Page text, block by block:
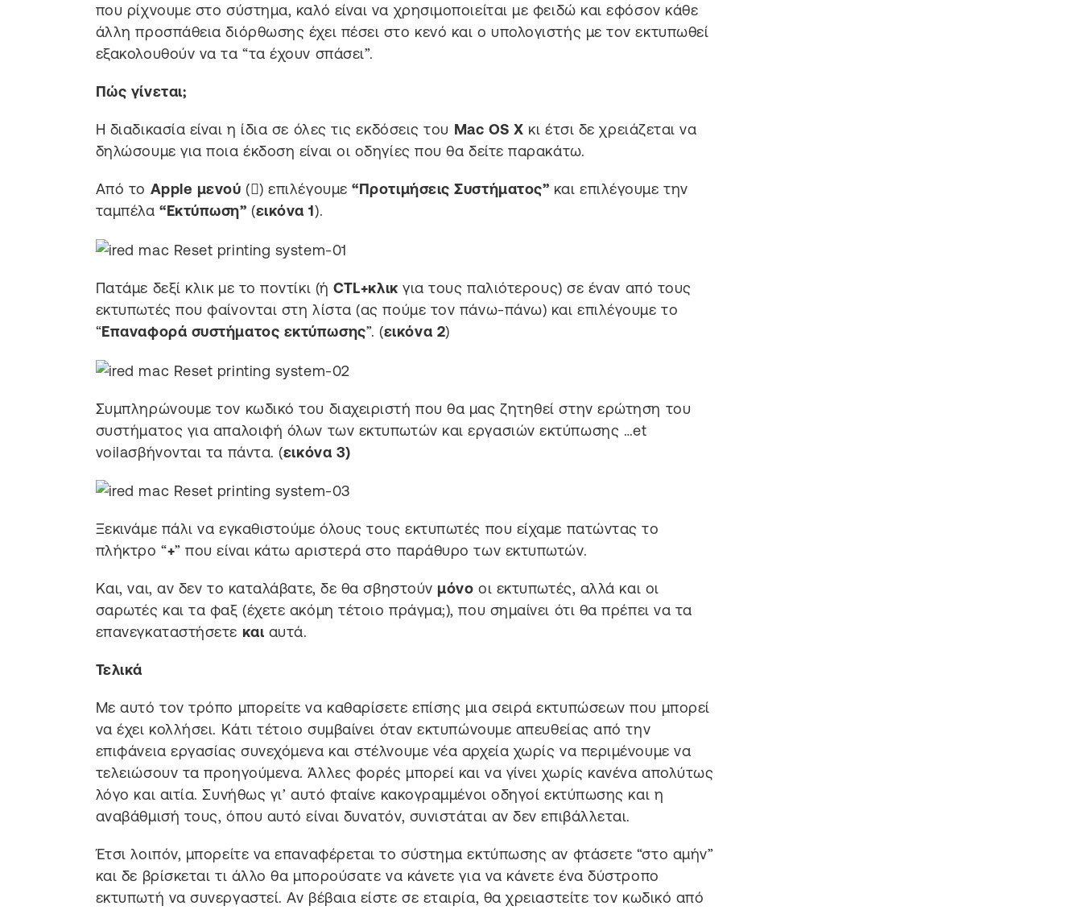
που ρίχνουμε στο σύστημα, καλό είναι να χρησιμοποιείται με φειδώ και εφόσον κάθε
άλλη προσπάθεια διόρθωσης έχει πέσει στο κενό και ο υπολογιστής με τον εκτυπωθεί
εξακολουθούν να τα “τα έχουν σπάσει”.
Πώς γίνεται;
Η διαδικασία είναι η ίδια σε όλες τις εκδόσεις του Mac OS X κι έτσι δε χρειάζεται να
δηλώσουμε για ποια έκδοση είναι οι οδηγίες που θα δείτε παρακάτω.
Από το Apple μενού () επιλέγουμε“Προτιμήσεις Συστήματος” και επιλέγουμε την
ταμπέλα“Εκτύπωση” (εικόνα 1).
Πατάμε δεξί κλικ με το ποντίκι (ήCTL+κλικ για τους παλιότερους) σε έναν από τους
εκτυπωτές που φαίνονται στη λίστα (ας πούμε τον πάνω-πάνω) και επιλέγουμε το
“Επαναφορά συστήματος εκτύπωσης”. (εικόνα 2)
Συμπληρώνουμε τον κωδικό του διαχειριστή που θα μας ζητηθεί στην ερώτηση του
συστήματος για απαλοιφή όλων των εκτυπωτών και εργασιών εκτύπωσης …et
voilaσβήνονται τα πάντα. (εικόνα 3)
Ξεκινάμε πάλι να εγκαθιστούμε όλους τους εκτυπωτές που είχαμε πατώντας το
πλήκτρο “+” που είναι κάτω αριστερά στο παράθυρο των εκτυπωτών.
Και, ναι, αν δεν το καταλάβατε, δε θα σβηστούν μόνο οι εκτυπωτές, αλλά και οι
σαρωτές και τα φαξ (έχετε ακόμη τέτοιο πράγμα;), που σημαίνει ότι θα πρέπει να τα
επανεγκαταστήσετε και αυτά.
Τελικά
Με αυτό τον τρόπο μπορείτε να καθαρίσετε επίσης μια σειρά εκτυπώσεων που μπορεί
να έχει κολλήσει. Κάτι τέτοιο συμβαίνει όταν εκτυπώνουμε απευθείας από την
επιφάνεια εργασίας συνεχόμενα και στέλνουμε νέα αρχεία χωρίς να περιμένουμε να
τελειώσουν τα προηγούμενα. Άλλες φορές μπορεί και να γίνει χωρίς κανένα απολύτως
λόγο και αιτία. Συνήθως γι’ αυτό φταίνε κακογραμμένοι οδηγοί εκτύπωσης και η
αναβάθμισή τους, όπου αυτό είναι δυνατόν, συνιστάται αν δεν επιβάλλεται.
Έτσι λοιπόν, μπορείτε να επαναφέρεται το σύστημα εκτύπωσης αν φτάσετε “στο αμήν”
και δε βρίσκεται τι άλλο θα μπορούσατε να κάνετε για να κάνετε ένα δύστροπο
εκτυπωτή να συνεργαστεί. Αν βέβαια είστε σε εταιρία, θα χρειαστείτε τον κωδικό από